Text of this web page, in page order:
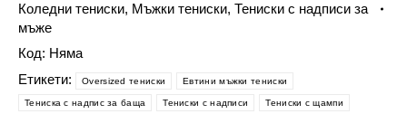
-
Коледно
вълшебство
10
Коледни тениски, Мъжки тениски, Тениски с надписи за
мъже
Код: Няма
Етикети:
Oversized тениски Евтини мъжки тениски
Тениска с надпис за баща Тениски с надписи Тениски с щампи